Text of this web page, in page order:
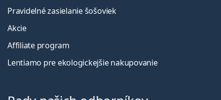
Pravidelné zasielanie šošoviek
Akcie
Affiliate program
Lentiamo pre ekologickejšie nakupovanie